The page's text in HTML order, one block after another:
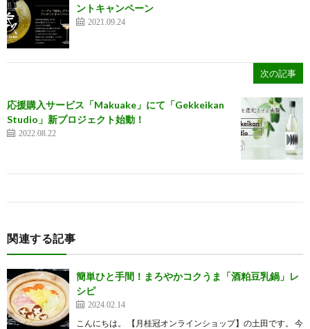
ントキャンペーン
2021.09.24
次の記事
応援購入サービス「Makuake」にて「Gekkeikan
Studio」新プロジェクト始動！
2022.08.22
関連する記事
簡単ひと手間！まろやかコクうま「酒粕豆乳鍋」レ
シピ
2024.02.14
こんにちは。 【月桂冠オンラインショップ】の土田です。 今